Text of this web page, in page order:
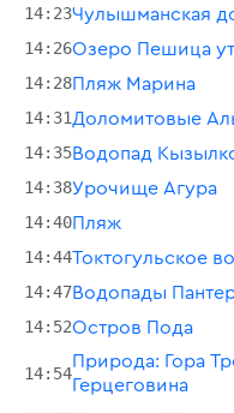
14:23Чулышманская
14:26Озеро Пешица
14:28Пляж Марина
14:31Доломитовые
14:35Водопад
14:38Урочище Агура
14:40Пляж
14:44Токтогульское
14:47Водопады
14:52Остров Пода
14:54
Природа: Гора
Герцеговина